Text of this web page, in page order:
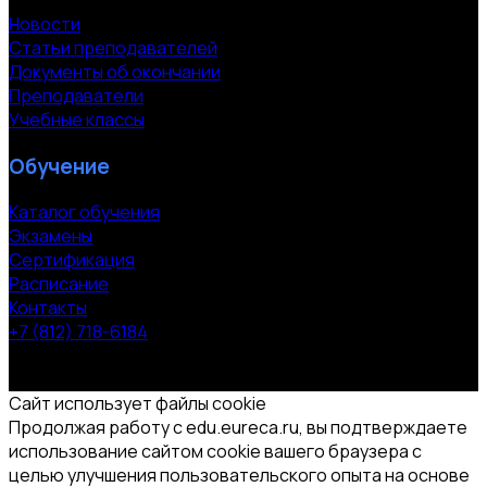
Новости
Статьи преподавателей
Документы об окончании
Преподаватели
Учебные классы
Обучение
Каталог обучения
Экзамены
Сертификация
Расписание
Контакты
+7 (812) 718-6184
Сайт использует файлы cookie
Продолжая работу с edu.eureca.ru, вы подтверждаете
использование сайтом cookie вашего браузера с
целью улучшения пользовательского опыта на основе